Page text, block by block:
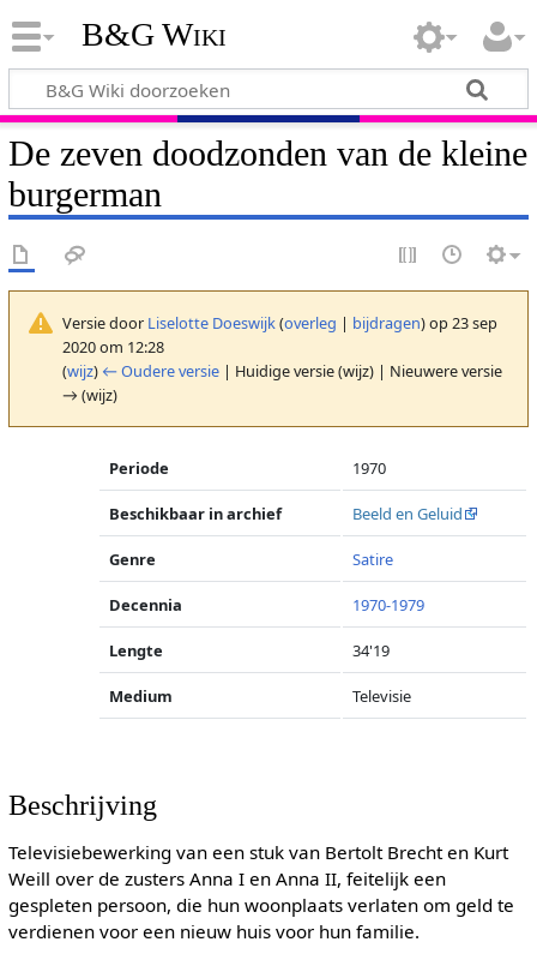
B&G Wiki
De zeven doodzonden van de kleine
burgerman
Versie door Liselotte Doeswijk(overleg | bijdragen)op 23 sep
2020 om 12:28
(wijz) ← Oudere versie| Huidige versie (wijz) | Nieuwere versie
→ (wijz)
Periode 1970
Beschikbaar in archief Beeld en Geluid
Genre Satire
Decennia 1970-1979
Lengte 34'19
Medium Televisie
Beschrijving
Televisiebewerking van een stuk van Bertolt Brecht en Kurt
Weill over de zusters Anna I en Anna II, feitelijk een
gespleten persoon, die hun woonplaats verlaten om geld te
verdienen voor een nieuw huis voor hun familie.